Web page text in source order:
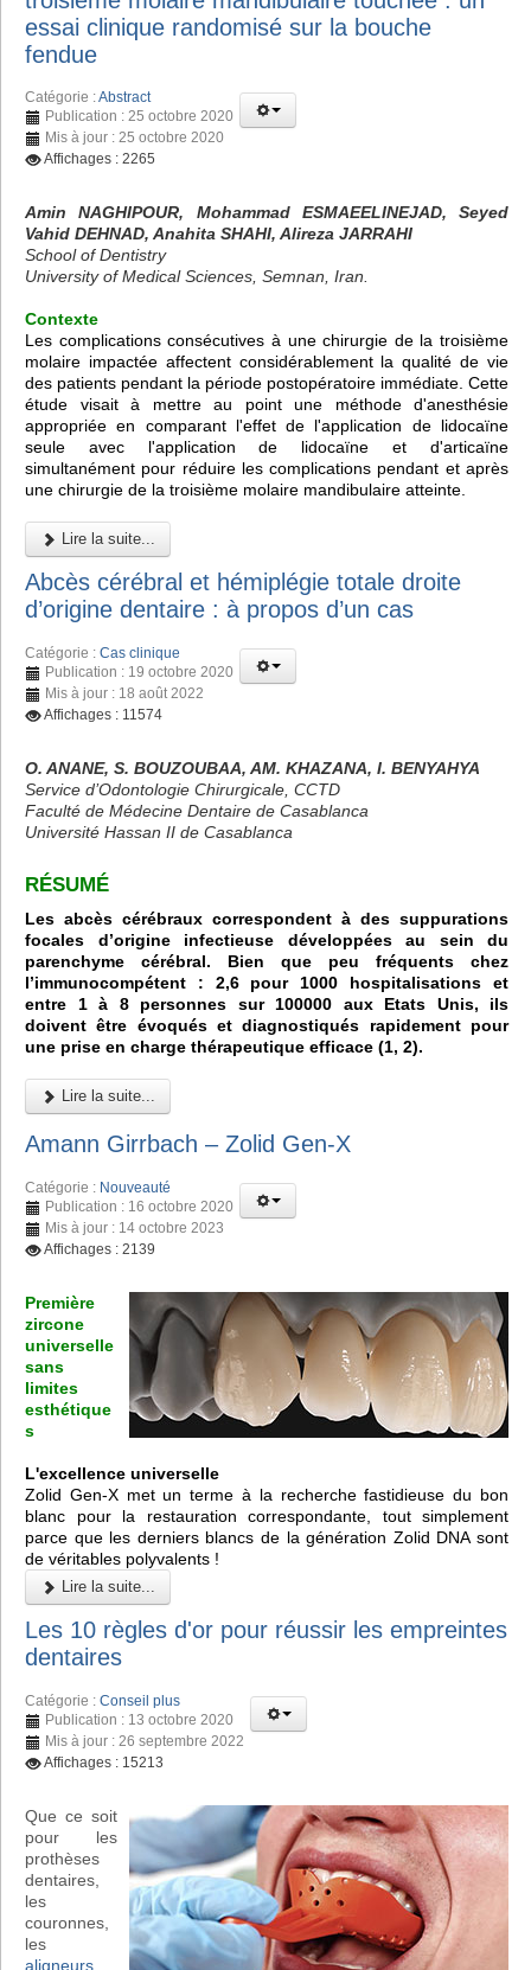
essai clinique randomisé sur la bouche
fendue
Catégorie :Abstract
Publication : 25 octobre 2020
Mis à jour : 25 octobre 2020
Affichages : 2265
Amin NAGHIPOUR, Mohammad ESMAEELINEJAD, Seyed
Vahid DEHNAD, Anahita SHAHI, Alireza JARRAHI
School of Dentistry
University of Medical Sciences, Semnan, Iran.
Contexte
Les complications consécutives à une chirurgie de la troisième
molaire impactée affectent considérablement la qualité de vie
des patients pendant la période postopératoire immédiate. Cette
étude visait à mettre au point une méthode d'anesthésie
appropriée en comparant l'effet de l'application de lidocaïne
seule avec l'application de lidocaïne et d'articaïne
simultanément pour réduire les complications pendant et après
une chirurgie de la troisième molaire mandibulaire atteinte.
Lire la suite...
Abcès cérébral et hémiplégie totale droite
d’origine dentaire : à propos d’un cas
Catégorie : Cas clinique
Publication : 19 octobre 2020
Mis à jour : 18 août 2022
Affichages : 11574
O. ANANE, S. BOUZOUBAA, AM. KHAZANA, I. BENYAHYA
Service d’Odontologie Chirurgicale, CCTD
Faculté de Médecine Dentaire de Casablanca
Université Hassan II de Casablanca
RÉSUMÉ
Les abcès cérébraux correspondent à des suppurations
focales d’origine infectieuse développées au sein du
parenchyme cérébral. Bien que peu fréquents chez
l’immunocompétent : 2,6 pour 1000 hospitalisations et
entre 1 à 8 personnes sur 100000 aux Etats Unis, ils
doivent être évoqués et diagnostiqués rapidement pour
une prise en charge thérapeutique efficace (1, 2).
Lire la suite...
Amann Girrbach – Zolid Gen-X
Catégorie : Nouveauté
Publication : 16 octobre 2020
Mis à jour : 14 octobre 2023
Affichages : 2139
Première
zircone
universelle
sans
limites
esthétique
s
L'excellence universelle
Zolid Gen-X met un terme à la recherche fastidieuse du bon
blanc pour la restauration correspondante, tout simplement
parce que les derniers blancs de la génération Zolid DNA sont
de véritables polyvalents !
Lire la suite...
Les 10 règles d'or pour réussir les empreintes
dentaires
Catégorie : Conseil plus
Publication : 13 octobre 2020
Mis à jour : 26 septembre 2022
Affichages : 15213
Que ce soit
pour les
prothèses
dentaires,
les
couronnes,
les
aligneurs